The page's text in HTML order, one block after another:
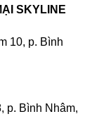
SKYLINE
10, p. Bình
p. Bình Nhâm,